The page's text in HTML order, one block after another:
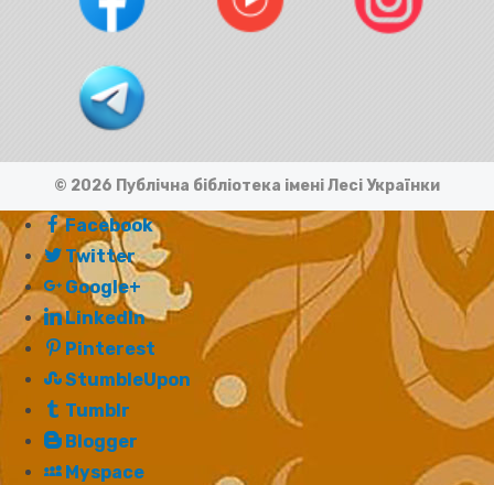
© 2026 Публічна бібліотека імені Лесі Українки
Facebook
Twitter
Google+
LinkedIn
Pinterest
StumbleUpon
Tumblr
Blogger
Myspace